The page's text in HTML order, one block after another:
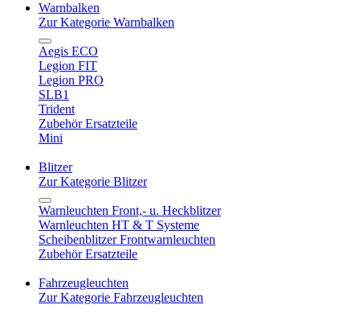
Warnbalken
Zur Kategorie Warnbalken
Aegis ECO
Legion FIT
Legion PRO
SLB1
Trident
Zubehör Ersatzteile
Mini
Blitzer
Zur Kategorie Blitzer
Warnleuchten Front,- u. Heckblitzer
Warnleuchten HT & T Systeme
Scheibenblitzer Frontwarnleuchten
Zubehör Ersatzteile
Fahrzeugleuchten
Zur Kategorie Fahrzeugleuchten